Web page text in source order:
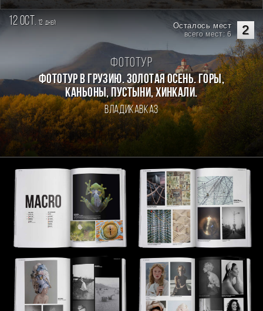
12 oct. 12 дней 2
Осталось мест
всего мест: 6
Фототур
Фототур в Грузию. Золотая осень. Горы,
каньоны, пустыни, хинкали.
Владикавказ